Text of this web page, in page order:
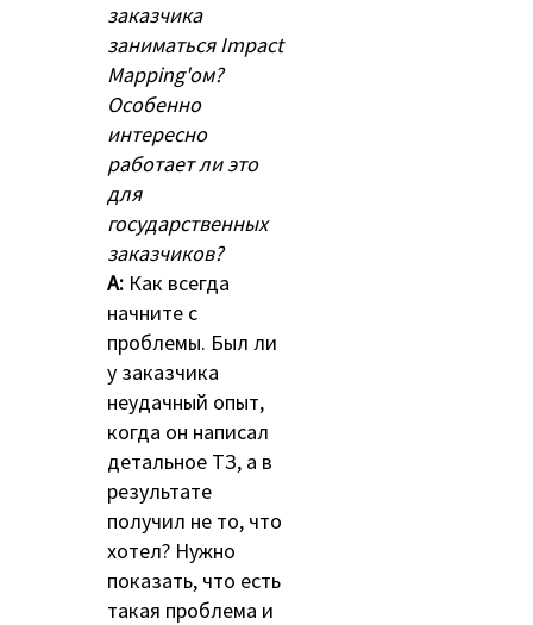
заказчика
заниматься Impact
Mapping'ом?
Особенно
интересно
работает ли это
для
государственных
заказчиков?
A: Как всегда
начните с
проблемы. Был ли
у заказчика
неудачный опыт,
когда он написал
детальное ТЗ, а в
результате
получил не то, что
хотел? Нужно
показать, что есть
такая проблема и